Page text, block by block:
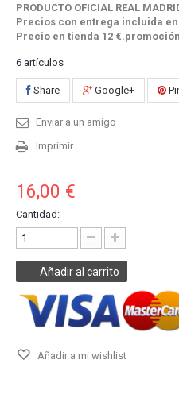
PRODUCTO OFICIAL REAL
Precios con entrega incluida
Precio en tienda 12
6 artículos
Share Google+
Enviar a un amigo
Imprimir
16,00 €
Cantidad:
Añadir al carrito
Añadir a mi wishlist